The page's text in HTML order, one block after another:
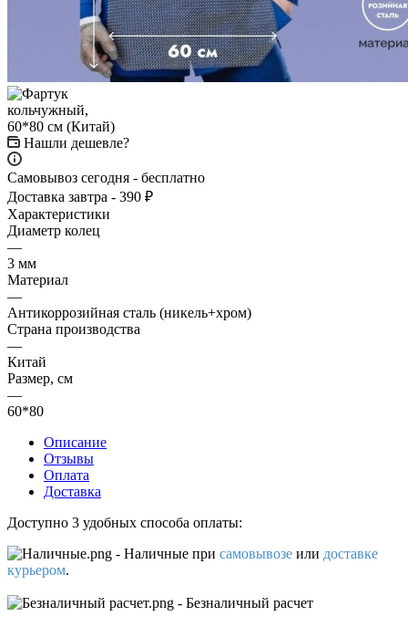
Нашли дешевле?
Самовывоз сегодня - бесплатно
Доставка завтра - 390 ₽
Характеристики
Диаметр колец
—
3 мм
Материал
—
Антикоррозийная сталь (никель+хром)
Страна производства
—
Китай
Размер, см
—
60*80
Описание
Отзывы
Оплата
Доставка
Доступно 3 удобных способа оплаты:
- Наличные при самовывозе или доставке
курьером.
- Безналичный расчет